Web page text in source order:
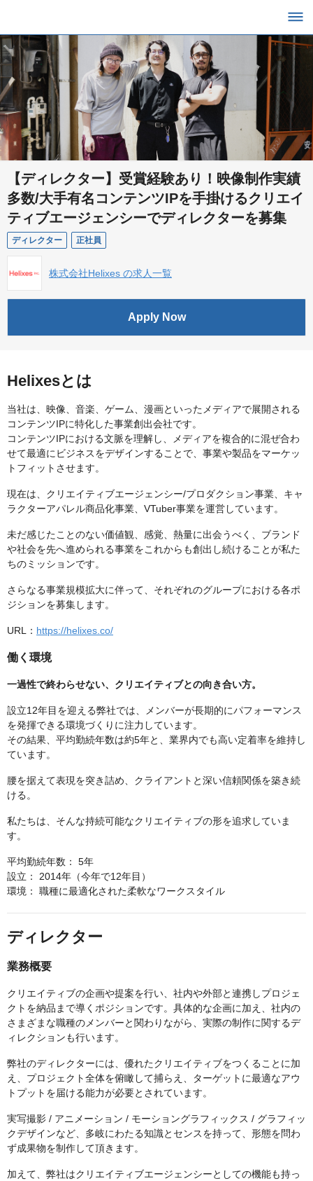
【ディレクター】受賞経験あり！映像制作実績
多数/大手有名コンテンツIPを手掛けるクリエイ
ティブエージェンシーでディレクターを募集
ディレクター 正社員
株式会社Helixes の求人一覧
Apply Now
Helixesとは
当社は、映像、音楽、ゲーム、漫画といったメディアで展開される
コンテンツIPに特化した事業創出会社です。
コンテンツIPにおける文脈を理解し、メディアを複合的に混ぜ合わ
せて最適にビジネスをデザインすることで、事業や製品をマーケッ
トフィットさせます。
現在は、クリエイティブエージェンシー/プロダクション事業、キャ
ラクターアパレル商品化事業、VTuber事業を運営しています。
未だ感じたことのない価値観、感覚、熱量に出会うべく、ブランド
や社会を先へ進められる事業をこれからも創出し続けることが私た
ちのミッションです。
さらなる事業規模拡大に伴って、それぞれのグループにおける各ポ
ジションを募集します。
URL： https://helixes.co/
働く環境
一過性で終わらせない、クリエイティブとの向き合い方。
設立12年目を迎える弊社では、メンバーが長期的にパフォーマンス
を発揮できる環境づくりに注力しています。
その結果、平均勤続年数は約5年と、業界内でも高い定着率を維持し
ています。
腰を据えて表現を突き詰め、クライアントと深い信頼関係を築き続
ける。
私たちは、そんな持続可能なクリエイティブの形を追求していま
す。
平均勤続年数： 5年
設立： 2014年（今年で12年目）
環境： 職種に最適化された柔軟なワークスタイル
ディレクター
業務概要
クリエイティブの企画や提案を行い、社内や外部と連携しプロジェ
クトを納品まで導くポジションです。具体的な企画に加え、社内の
さまざまな職種のメンバーと関わりながら、実際の制作に関するデ
ィレクションも行います。
弊社のディレクターには、優れたクリエイティブをつくることに加
え、プロジェクト全体を俯瞰して捕らえ、ターゲットに最適なアウ
トプットを届ける能力が必要とされています。
実写撮影 / アニメーション / モーショングラフィックス / グラフィッ
クデザインなど、多岐にわたる知識とセンスを持って、形態を問わ
ず成果物を制作して頂きます。
加えて、弊社はクリエイティブエージェンシーとしての機能も持っ